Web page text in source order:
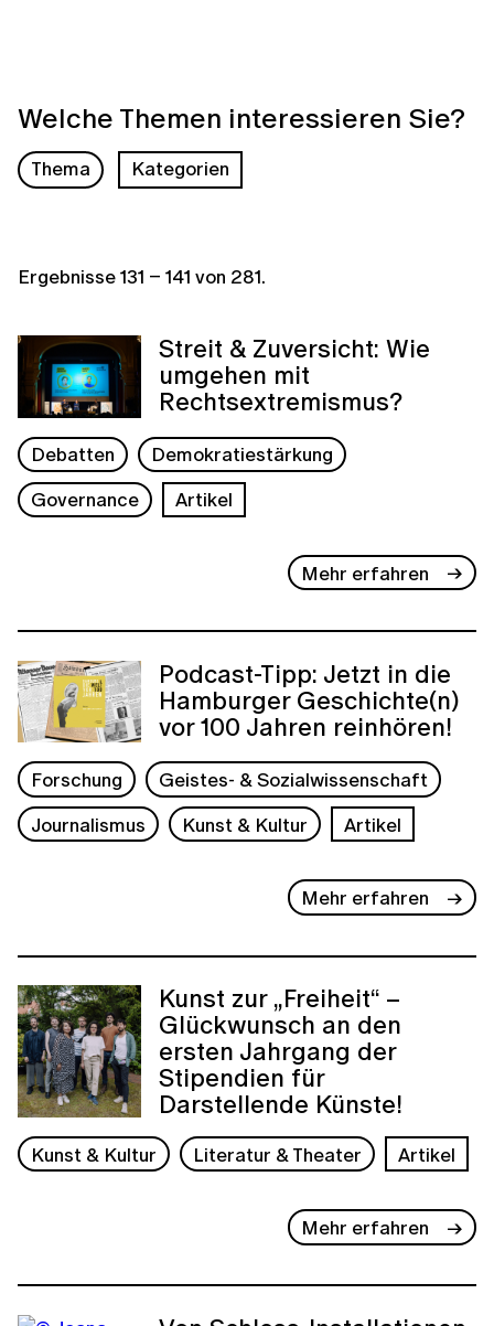
Welche Themen interessieren Sie?
Thema Kategorien
Ergebnisse131 – 141 von 281.
Streit & Zuversicht: Wie
umgehen mit
Rechtsextremismus?
Debatten
Demokratiestärkung
Governance
Artikel
Mehr erfahren
Podcast-Tipp: Jetzt in die
Hamburger Geschichte(n)
vor 100 Jahren reinhören!
Forschung
Geistes- & Sozialwissenschaft
Journalismus
Kunst & Kultur Artikel
Mehr erfahren
Kunst zur „Freiheit“ –
Glückwunsch an den
ersten Jahrgang der
Stipendien für
Darstellende Künste!
Kunst & Kultur Literatur & Theater Artikel
Mehr erfahren